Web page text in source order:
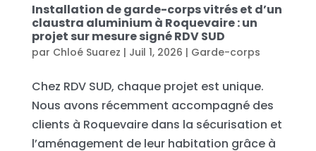
Installation de garde-corps vitrés et d’un
claustra aluminium à Roquevaire : un
projet sur mesure signé RDV SUD
par Chloé Suarez | Juil 1, 2026 | Garde-corps
Chez RDV SUD, chaque projet est unique.
Nous avons récemment accompagné des
clients à Roquevaire dans la sécurisation et
l’aménagement de leur habitation grâce à